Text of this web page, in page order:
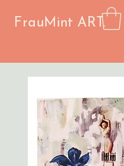
FrauMint ART.